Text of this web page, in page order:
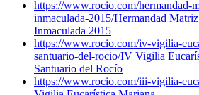
https://www.rocio.com/hermandad-
inmaculada-2015/Hermandad
Inmaculada 2015
https://www.rocio.com/iv-vigilia-
santuario-del-rocio/IV Vigilia
Santuario del Rocío
https://www.rocio.com/iii-vigilia-